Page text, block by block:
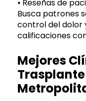
⦁ Reseñas de
Busca patrones
control del dolor
calificaciones
Mejores
Trasplante